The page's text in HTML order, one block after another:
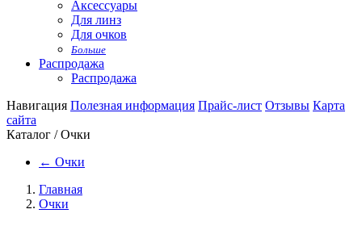
Аксессуары
Для линз
Для очков
Больше
Распродажа
Распродажа
Навигация Полезная информация Прайс-лист Отзывы Карта
сайта
Каталог / Очки
← Очки
Главная
Очки